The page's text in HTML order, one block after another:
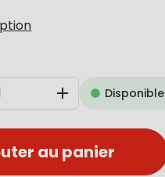
AugmenterDisponible
au panier